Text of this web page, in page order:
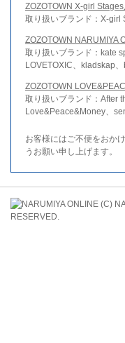
ZOZOTOWN X-girl
取り扱いブランド：X-girl
ZOZOTOWN NARUMIYA
取り扱いブランド：kate
LOVETOXIC、kladskap
ZOZOTOWN
取り扱いブランド：After
Love&Peace&Money、
お客様にはご不便をおか
うお願い申し上げます。